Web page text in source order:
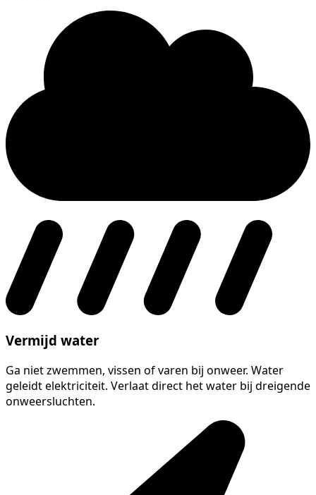
Vermijd water
Ga niet zwemmen, vissen of varen bij onweer. Water
geleidt elektriciteit. Verlaat direct het water bij dreigende
onweersluchten.